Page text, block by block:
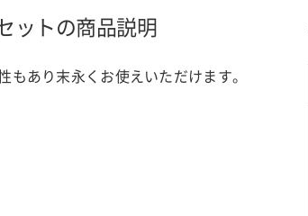
ットの商品説明
もあり末永くお使えいただけます。